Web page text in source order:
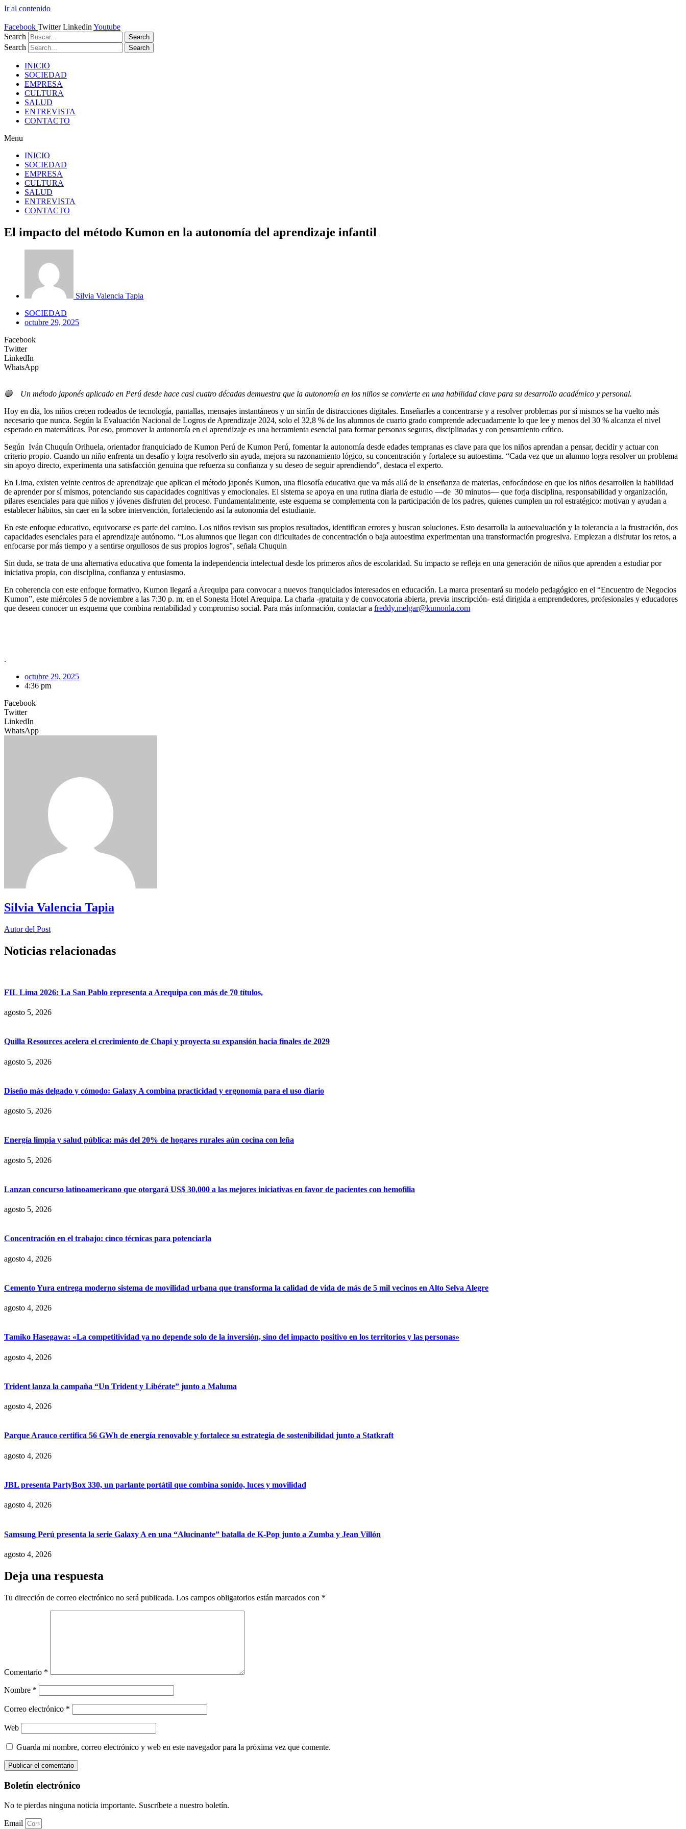
Ir al contenido
Facebook Twitter Linkedin Youtube
Search
Search
Search Search
INICIO
SOCIEDAD
EMPRESA
CULTURA
SALUD
ENTREVISTA
CONTACTO
Menu
INICIO
SOCIEDAD
EMPRESA
CULTURA
SALUD
ENTREVISTA
CONTACTO
El impacto del método Kumon en la autonomía del aprendizaje infantil
Silvia Valencia Tapia
SOCIEDAD
octubre 29, 2025
Facebook
Twitter
LinkedIn
WhatsApp
🔵Un método japonés aplicado en Perú desde hace casi cuatro décadas demuestra que la autonomía en los niños se convierte en una habilidad clave para su desarrollo académico y personal.
Hoy en día, los niños crecen rodeados de tecnología, pantallas, mensajes instantáneos y un sinfín de distracciones digitales. Enseñarles a concentrarse y a resolver problemas por sí mismos se ha vuelto más
necesario que nunca. Según la Evaluación Nacional de Logros de Aprendizaje 2024, solo el 32,8 % de los alumnos de cuarto grado comprende adecuadamente lo que lee y menos del 30 % alcanza el nivel
esperado en matemáticas. Por eso, promover la autonomía en el aprendizaje es una herramienta esencial para formar personas seguras, disciplinadas y con pensamiento crítico.
Según Iván Chuquín Orihuela, orientador franquiciado de Kumon Perú de Kumon Perú, fomentar la autonomía desde edades tempranas es clave para que los niños aprendan a pensar, decidir y actuar con
criterio propio. Cuando un niño enfrenta un desafío y logra resolverlo sin ayuda, mejora su razonamiento lógico, su concentración y fortalece su autoestima. “Cada vez que un alumno logra resolver un problema
sin apoyo directo, experimenta una satisfacción genuina que refuerza su confianza y su deseo de seguir aprendiendo”, destaca el experto.
En Lima, existen veinte centros de aprendizaje que aplican el método japonés Kumon, una filosofía educativa que va más allá de la enseñanza de materias, enfocándose en que los niños desarrollen la habilidad
de aprender por sí mismos, potenciando sus capacidades cognitivas y emocionales. El sistema se apoya en una rutina diaria de estudio —de 30 minutos— que forja disciplina, responsabilidad y organización,
pilares esenciales para que niños y jóvenes disfruten del proceso. Fundamentalmente, este esquema se complementa con la participación de los padres, quienes cumplen un rol estratégico: motivan y ayudan a
establecer hábitos, sin caer en la sobre intervención, fortaleciendo así la autonomía del estudiante.
En este enfoque educativo, equivocarse es parte del camino. Los niños revisan sus propios resultados, identifican errores y buscan soluciones. Esto desarrolla la autoevaluación y la tolerancia a la frustración, dos
capacidades esenciales para el aprendizaje autónomo. “Los alumnos que llegan con dificultades de concentración o baja autoestima experimentan una transformación progresiva. Empiezan a disfrutar los retos, a
enfocarse por más tiempo y a sentirse orgullosos de sus propios logros”, señala Chuquin
Sin duda, se trata de una alternativa educativa que fomenta la independencia intelectual desde los primeros años de escolaridad. Su impacto se refleja en una generación de niños que aprenden a estudiar por
iniciativa propia, con disciplina, confianza y entusiasmo.
En coherencia con este enfoque formativo, Kumon llegará a Arequipa para convocar a nuevos franquiciados interesados en educación. La marca presentará su modelo pedagógico en el “Encuentro de Negocios
Kumon”, este miércoles 5 de noviembre a las 7:30 p. m. en el Sonesta Hotel Arequipa. La charla -gratuita y de convocatoria abierta, previa inscripción- está dirigida a emprendedores, profesionales y educadores
que deseen conocer un esquema que combina rentabilidad y compromiso social. Para más información, contactar a freddy.melgar@kumonla.com
.
octubre 29, 2025
4:36 pm
Facebook
Twitter
LinkedIn
WhatsApp
Silvia Valencia Tapia
Autor del Post
Noticias relacionadas
FIL Lima 2026: La San Pablo representa a Arequipa con más de 70 títulos,
agosto 5, 2026
Quilla Resources acelera el crecimiento de Chapi y proyecta su expansión hacia finales de 2029
agosto 5, 2026
Diseño más delgado y cómodo: Galaxy A combina practicidad y ergonomía para el uso diario
agosto 5, 2026
Energía limpia y salud pública: más del 20% de hogares rurales aún cocina con leña
agosto 5, 2026
Lanzan concurso latinoamericano que otorgará US$ 30,000 a las mejores iniciativas en favor de pacientes con hemofilia
agosto 5, 2026
Concentración en el trabajo: cinco técnicas para potenciarla
agosto 4, 2026
Cemento Yura entrega moderno sistema de movilidad urbana que transforma la calidad de vida de más de 5 mil vecinos en Alto Selva Alegre
agosto 4, 2026
Tamiko Hasegawa: «La competitividad ya no depende solo de la inversión, sino del impacto positivo en los territorios y las personas»
agosto 4, 2026
Trident lanza la campaña “Un Trident y Libérate” junto a Maluma
agosto 4, 2026
Parque Arauco certifica 56 GWh de energía renovable y fortalece su estrategia de sostenibilidad junto a Statkraft
agosto 4, 2026
JBL presenta PartyBox 330, un parlante portátil que combina sonido, luces y movilidad
agosto 4, 2026
Samsung Perú presenta la serie Galaxy A en una “Alucinante” batalla de K-Pop junto a Zumba y Jean Villón
agosto 4, 2026
Deja una respuesta
Tu dirección de correo electrónico no será publicada. Los campos obligatorios están marcados con *
Comentario *
Nombre *
Correo electrónico *
Web
Guarda mi nombre, correo electrónico y web en este navegador para la próxima vez que comente.
Boletín electrónico
No te pierdas ninguna noticia importante. Suscríbete a nuestro boletín.
Email